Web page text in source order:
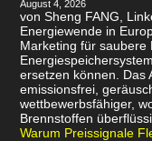
August 4, 2026
von Sheng FANG,
Energiewende in
Marketing für saubere
ersetzen können. Das
emissionsfrei,
wettbewerbsfähiger,
Brennstoffen
Warum Preissignale